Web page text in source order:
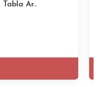
Tabla Ar..